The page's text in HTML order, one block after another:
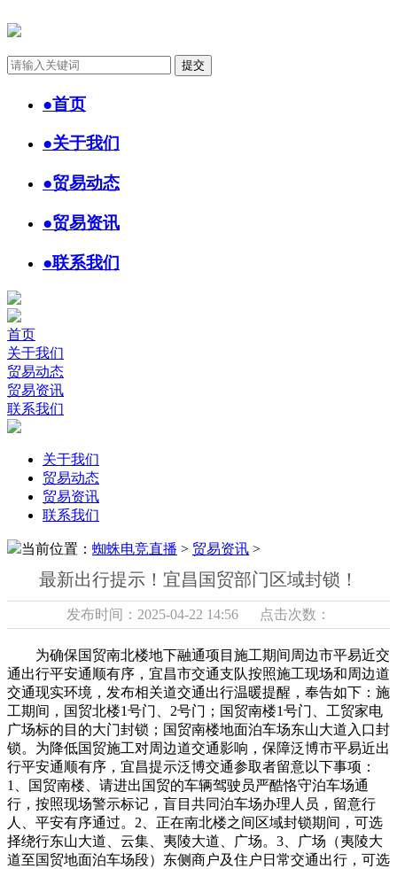
●首页
●关于我们
●贸易动态
●贸易资讯
●联系我们
首页
关于我们
贸易动态
贸易资讯
联系我们
关于我们
贸易动态
贸易资讯
联系我们
当前位置： 蜘蛛电竞直播 > 贸易资讯 >
最新出行提示！宜昌国贸部门区域封锁！
发布时间：2025-04-22 14:56 点击次数：
为确保国贸南北楼地下融通项目施工期间周边市平易近交
通出行平安通顺有序，宜昌市交通支队按照施工现场和周边道
交通现实环境，发布相关道交通出行温暖提醒，奉告如下：施
工期间，国贸北楼1号门、2号门；国贸南楼1号门、工贸家电
广场标的目的大门封锁；国贸南楼地面泊车场东山大道入口封
锁。为降低国贸施工对周边道交通影响，保障泛博市平易近出
行平安通顺有序，宜昌提示泛博交通参取者留意以下事项：
1、国贸南楼、请进出国贸的车辆驾驶员严酷恪守泊车场通
行，按照现场警示标记，盲目共同泊车场办理人员，留意行
人、平安有序通过。2、正在南北楼之间区域封锁期间，可选
择绕行东山大道、云集、夷陵大道、广场。3、广场（夷陵大
道至国贸地面泊车场段）东侧商户及住户日常交通出行，可选